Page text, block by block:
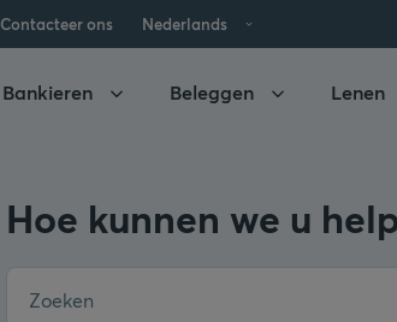
Contacteer ons Nederlands
Bankieren Beleggen Lenen
Hoe kunnen we u